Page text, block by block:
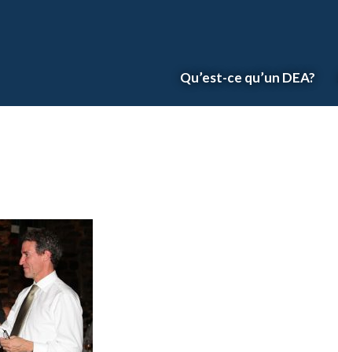
Qu’est-ce qu’un DEA?